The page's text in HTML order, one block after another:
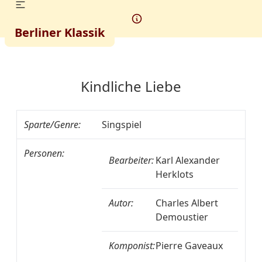
Berliner Klassik
Kindliche Liebe
Sparte/Genre: Singspiel
Personen:
Bearbeiter:Karl Alexander
Herklots
Autor:
Charles Albert
Demoustier
Komponist:Pierre Gaveaux